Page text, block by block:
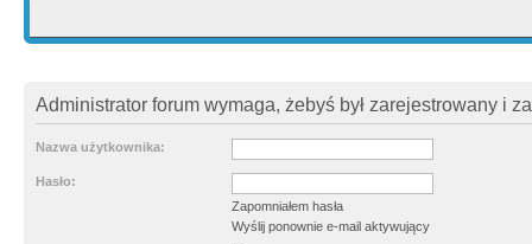
Administrator forum wymaga, żebyś był zarejestrowany i
Nazwa użytkownika:
Hasło:
Zapomniałem hasła
Wyślij ponownie e-mail aktywujący